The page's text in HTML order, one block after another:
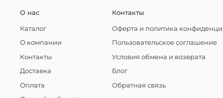
О нас
Каталог
О компании
Контакты
Доставка
Оплата
Контакты
Оферта и политика
Пользовательское соглашение
Условия обмена и возврата
Блог
Обратная связь